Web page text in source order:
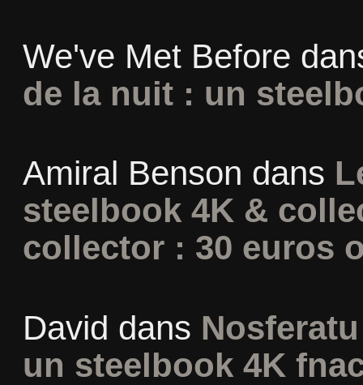
We've Met Before
de la nuit : un
Amiral Benson dans
steelbook 4K &
collector : 30 euros
David dans
un steelbook 4K